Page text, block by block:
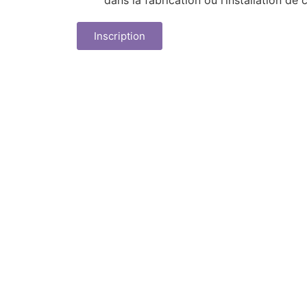
Inscription